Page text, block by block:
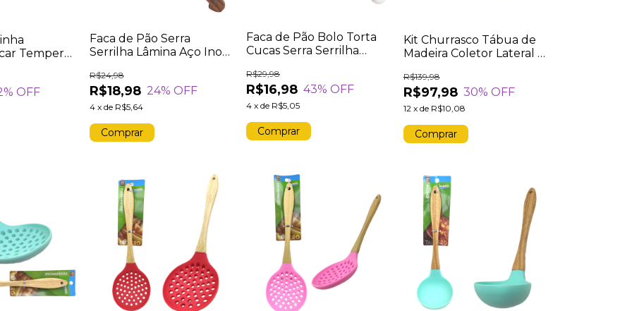
Temperos
Corte
% OFF
Faca de Pão Serra
Serrilha Lâmina Aço Inox
Cozinha 32,3cm
R$18,98
R$24,98
24% OFF
4 x de R$5,64
Faca de Pão Bolo Torta
Cucas Serra Serrilha
Plástico Branco Cozinha
32,5cm
R$16,98
R$29,98
43% OFF
4 xde R$5,05
Kit Churrasco Tábua de
Madeira Coletor Lateral +
Trinchante Pegador Aço
Inox Cabo Longo Madeira
R$97,98
R$139,98
30% OFF
12 x de R$10,08